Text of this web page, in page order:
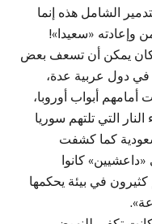
الشامل هذه إنما
وإعادته «سعيدا»!
كان يمكن أن تسعف بعض
في دول عربية عدة،
أبواب أوروبا،
التي تلتهم سوريا
كما كشفت
كانوا
كثيرون في بيئة يحكمها